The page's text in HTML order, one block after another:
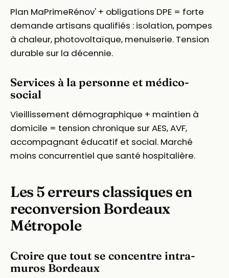
Plan MaPrimeRénov' + obligations DPE = forte
demande artisans qualifiés : isolation, pompes
à chaleur, photovoltaïque, menuiserie. Tension
durable sur la décennie.
Services à la personne et médico-
social
Vieillissement démographique + maintien à
domicile = tension chronique sur AES, AVF,
accompagnant éducatif et social. Marché
moins concurrentiel que santé hospitalière.
Les 5 erreurs classiques en
reconversion Bordeaux
Métropole
Croire que tout se concentre intra-
muros Bordeaux